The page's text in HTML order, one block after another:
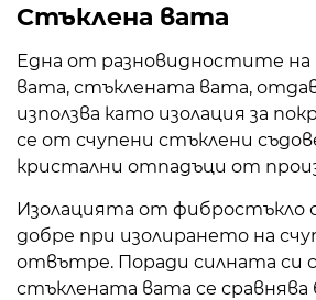
Стъклена вата
Една от разновидностите на
вата, стъклената вата,
използва като изолация за
се от счупени стъклени
кристални отпадъци от
Изолацията от фибростъкло
добре при изолирането на
отвътре. Поради силната си
стъклената вата се сравнява